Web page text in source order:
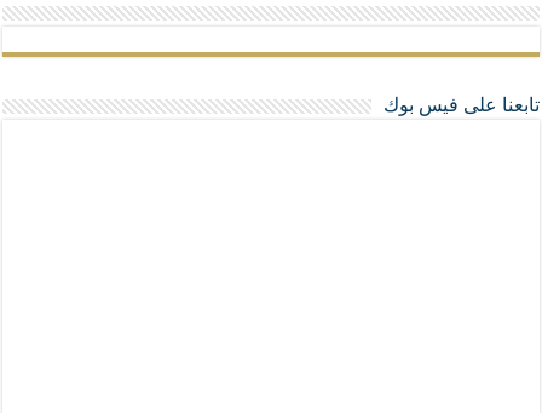
تابعنا على فيس بوك